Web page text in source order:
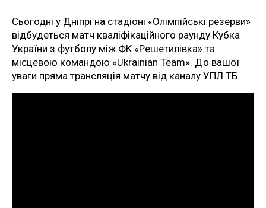
Сьогодні у Дніпрі на стадіоні «Олімпійські резерви»
відбудеться матч кваліфікаційного раунду Кубка
України з футболу між ФК «Решетилівка» та
місцевою командою «Ukrainian Team». До вашої
уваги пряма трансляція матчу від каналу УПЛ ТБ.